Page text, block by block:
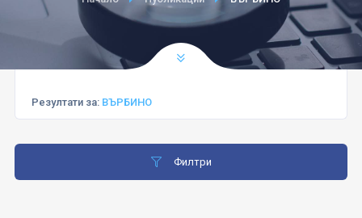
Резултати за: ВЪРБИНО
Филтри